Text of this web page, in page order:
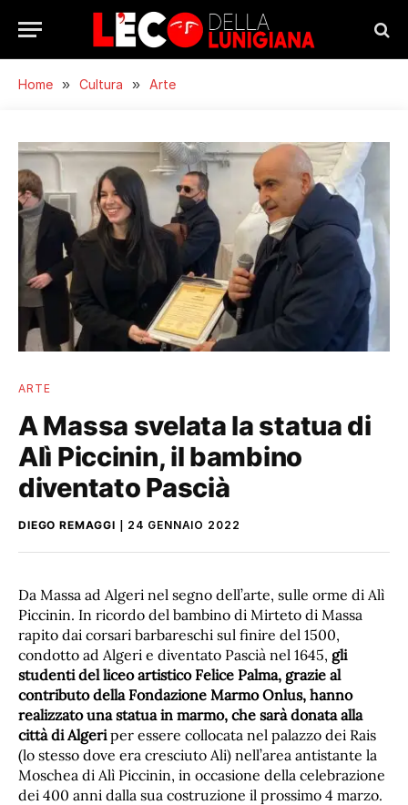
Home » Cultura » Arte
ARTE
A Massa svelata la statua di
Alì Piccinin, il bambino
diventato Pascià
DIEGO REMAGGI 24 GENNAIO 2022
Da Massa ad Algeri nel segno dell’arte, sulle orme di Alì
Piccinin. In ricordo del bambino di Mirteto di Massa
rapito dai corsari barbareschi sul finire del 1500,
condotto ad Algeri e diventato Pascià nel 1645, gli
studenti del liceo artistico Felice Palma, grazie al
contributo della Fondazione Marmo Onlus, hanno
realizzato una statua in marmo, che sarà donata alla
città di Algeriper essere collocata nel palazzo dei Rais
(lo stesso dove era cresciuto Ali) nell’area antistante la
Moschea di Alì Piccinin, in occasione della celebrazione
dei 400 anni dalla sua costruzione il prossimo 4 marzo.